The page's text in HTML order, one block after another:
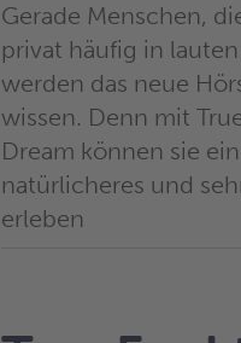
Gerade Menschen,
privat häufig in
werden das neue
wissen. Denn mit
Dream können sie
natürlicheres und
erleben